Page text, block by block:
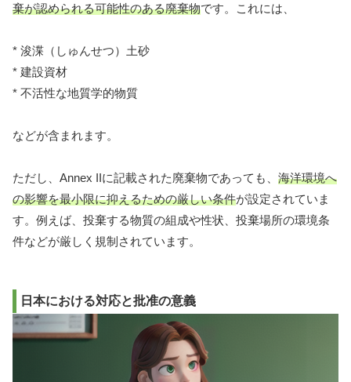
棄が認められる可能性のある廃棄物です。これには、
* 浚渫（しゅんせつ）土砂
* 建設資材
* 不活性な地質学的物質
などが含まれます。
ただし、Annex IIに記載された廃棄物であっても、 海洋環境へ
の影響を最小限に抑えるための厳しい条件が設定されていま
す。例えば、投棄する物質の組成や性状、投棄場所の環境条
件などが厳しく規制されています。
日本における対応と批准の意義